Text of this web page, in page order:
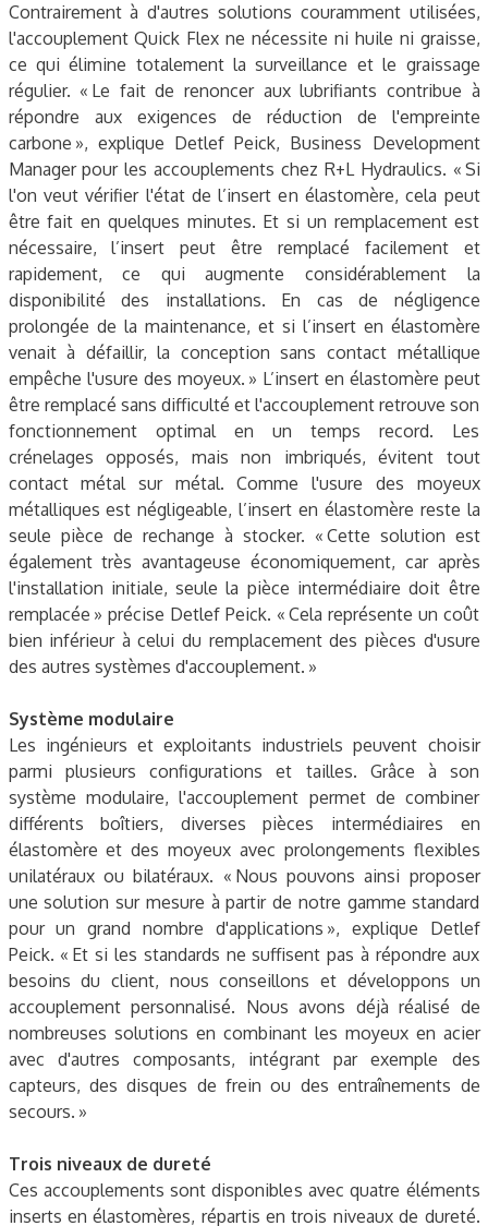
Contrairement à d'autres solutions couramment utilisées,
l'accouplement Quick Flex ne nécessite ni huile ni graisse,
ce qui élimine totalement la surveillance et le graissage
régulier. « Le fait de renoncer aux lubrifiants contribue à
répondre aux exigences de réduction de l'empreinte
carbone », explique Detlef Peick, Business Development
Manager pour les accouplements chez R+L Hydraulics. « Si
l'on veut vérifier l'état de l’insert en élastomère, cela peut
être fait en quelques minutes. Et si un remplacement est
nécessaire, l’insert peut être remplacé facilement et
rapidement, ce qui augmente considérablement la
disponibilité des installations. En cas de négligence
prolongée de la maintenance, et si l’insert en élastomère
venait à défaillir, la conception sans contact métallique
empêche l'usure des moyeux. » L’insert en élastomère peut
être remplacé sans difficulté et l'accouplement retrouve son
fonctionnement optimal en un temps record. Les
crénelages opposés, mais non imbriqués, évitent tout
contact métal sur métal. Comme l'usure des moyeux
métalliques est négligeable, l’insert en élastomère reste la
seule pièce de rechange à stocker. « Cette solution est
également très avantageuse économiquement, car après
l'installation initiale, seule la pièce intermédiaire doit être
remplacée » précise Detlef Peick. « Cela représente un coût
bien inférieur à celui du remplacement des pièces d'usure
des autres systèmes d'accouplement. »
Système modulaire
Les ingénieurs et exploitants industriels peuvent choisir
parmi plusieurs configurations et tailles. Grâce à son
système modulaire, l'accouplement permet de combiner
différents boîtiers, diverses pièces intermédiaires en
élastomère et des moyeux avec prolongements flexibles
unilatéraux ou bilatéraux. « Nous pouvons ainsi proposer
une solution sur mesure à partir de notre gamme standard
pour un grand nombre d'applications », explique Detlef
Peick. « Et si les standards ne suffisent pas à répondre aux
besoins du client, nous conseillons et développons un
accouplement personnalisé. Nous avons déjà réalisé de
nombreuses solutions en combinant les moyeux en acier
avec d'autres composants, intégrant par exemple des
capteurs, des disques de frein ou des entraînements de
secours. »
Trois niveaux de dureté
Ces accouplements sont disponibles avec quatre éléments
inserts en élastomères, répartis en trois niveaux de dureté.